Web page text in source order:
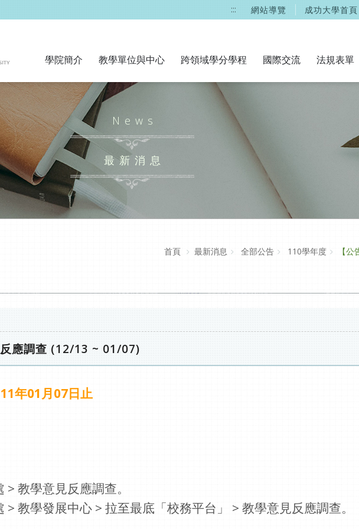
::: 網站導覽 成功大學首頁
學院簡介 教學單位與中心 跨領域學分學程 國際交流 法規表單
News
最新消息
首頁 最新消息 全部公告 110學年度 【
應調查 (12/13 ~ 01/07)
年01月07日止
教學意見反應調查。
教學發展中心 > 拉至最底「校務平台」 > 教學意見反應調查。